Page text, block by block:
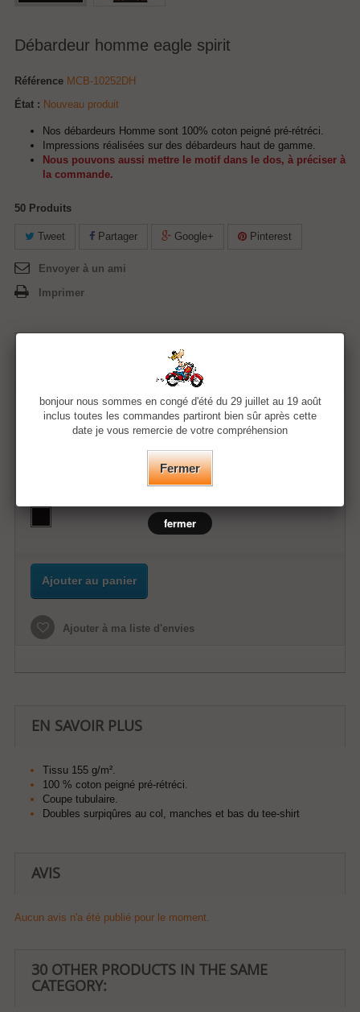
Débardeur homme eagle spirit
Référence MCB-10252DH
État : Nouveau produit
Nos débardeurs Homme sont 100% coton peigné pré-rétréci.
Impressions réalisées sur des débardeurs haut de gamme.
Nous pouvons aussi mettre le motif dans le dos, à préciser à
la commande.
50 Produits
Tweet Partager Google+ Pinterest
Envoyer à un ami
Imprimer
Quantité
Ajouter au panier
Ajouter à ma liste d'envies
EN SAVOIR PLUS
Tissu 155 g/m².
100 % coton peigné pré-rétréci.
Coupe tubulaire.
Doubles surpiqûres au col, manches et bas du tee-shirt
AVIS
Aucun avis n'a été publié pour le moment.
30 OTHER PRODUCTS IN THE SAME
CATEGORY:
bonjour nous sommes en congé d'été du 29 juillet au 19 août
inclus toutes les commandes partiront bien sûr après cette
date je vous remercie de votre compréhension
Fermer
fermer